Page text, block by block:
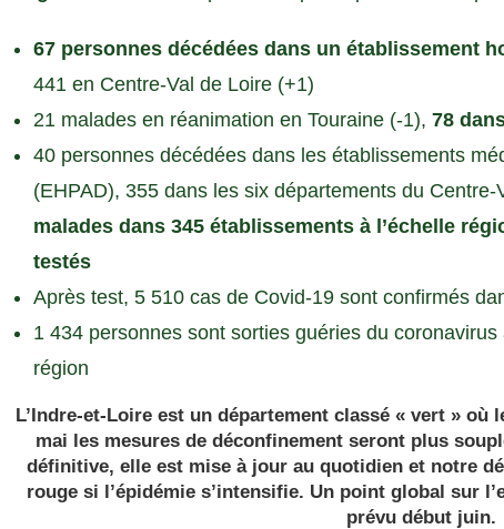
67 personnes décédées dans un établissement
441 en Centre-Val de Loire (+1)
21 malades en réanimation en Touraine (-1), 78
40 personnes décédées dans les établissements
(EHPAD), 355 dans les six départements du Centre-
malades dans 345 établissements à l’échelle
testés
Après test, 5 510 cas de Covid-19 sont confirmés
1 434 personnes sont sorties guéries du
région
L’Indre-et-Loire est un département classé « vert »
mai les mesures de déconfinement seront plus
définitive, elle est mise à jour au quotidien et notre
rouge si l’épidémie s’intensifie. Un point global sur
prévu début juin.